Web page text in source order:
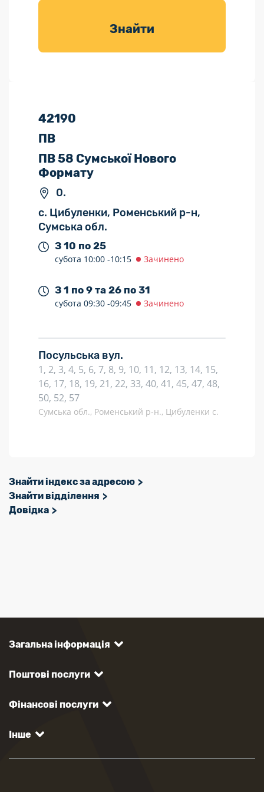
товарів для
Знайти
42190
ПВ
ПВ 58 Сумської Нового
Формату
0.
с. Цибуленки, Роменський р-н,
Сумська обл.
З 10 по 25
субота 10:00 -10:15 Зачинено
З 1 по 9 та 26 по 31
субота 09:30 -09:45 Зачинено
Посульська вул.
1, 2, 3, 4, 5, 6, 7, 8, 9, 10, 11, 12, 13, 14, 15,
16, 17, 18, 19, 21, 22, 33, 40, 41, 45, 47, 48,
50, 52, 57
Сумська обл., Роменський р-н., Цибуленки с.
Знайти індекс за адресою
Знайти відділення
Довідка
Загальна інформація
Поштові послуги
Фінансові послуги
Інше